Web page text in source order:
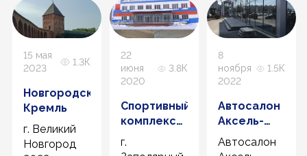
15 мая
2023
1.3К
Новгородский
Кремль
г. Великий
Новгород
22
июня
2020
3.8К
Спортивный
комплекс
г.
8
ноября
2022
1.5К
Автосалон
Аксель-
Exeed
Автосалон